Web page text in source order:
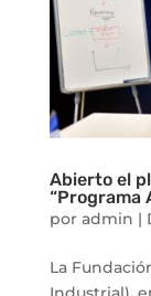
Abierto el
“Programa
por admin |
La